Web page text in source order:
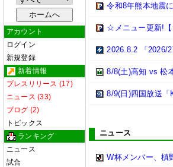
アカウント
ログイン
新規登録
新着情報
プレスリリース (17)
ニュース (33)
ブログ (2)
トピックス
ランキング
ニュース
試合
令和8年熊本地震
☆メニュー更新!【
2026.8.2 「2026/
8/8(土)高知 vs 松
8/9(日)四国放送
ニュース
W杯メンバー、槙